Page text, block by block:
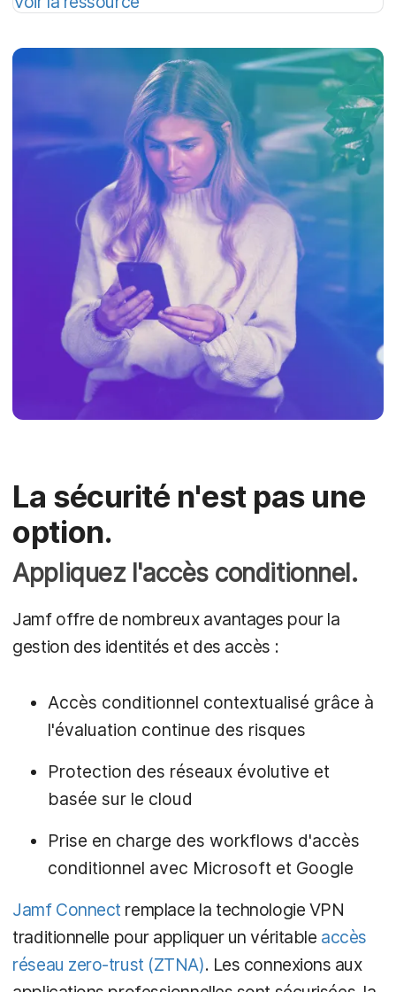
La sécurité n'est pas une
option.
Appliquez l'accès conditionnel.
Jamf offre de nombreux avantages pour la
gestion des identités et des accès :
Accès conditionnel contextualisé grâce à
l'évaluation continue des risques
Protection des réseaux évolutive et
basée sur le cloud
Prise en charge des workflows d'accès
conditionnel avec Microsoft et Google
Jamf Connect remplace la technologie VPN
traditionnelle pour appliquer un véritable accès
réseau zero-trust (ZTNA). Les connexions aux